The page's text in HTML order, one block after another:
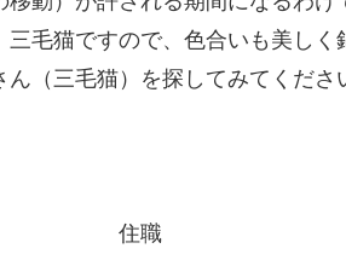
毛猫ですので、色合いも美し
（三毛猫）を探してみてくださ